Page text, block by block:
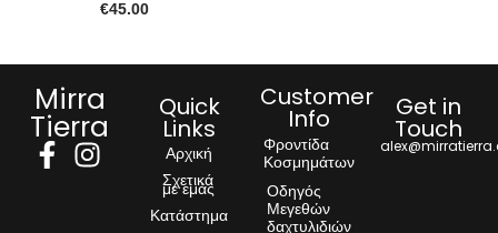
€45.00
Mirra
Tierra
Quick
Links
Αρχική
Σχετικά
με εμάς
Κατάστημα
Customer
Info
Φροντίδα
Κοσμημάτων
Οδηγός
Μεγεθών
δαχτυλιδιών
Get in
Touch